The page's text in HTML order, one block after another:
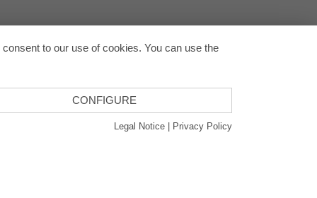
to our use of cookies. You can use the
CONFIGURE
Legal Notice Privacy Policy